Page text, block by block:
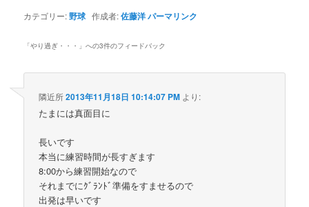
カテゴリー:野球 作成者:佐藤洋パーマリンク
「やり過ぎ・・・ 」への3件のフィードバック
隣近所2013年11月18日 10:14:07 PM より:
たまには真面目に
長いです
本当に練習時間が長すぎます
8:00から練習開始なので
それまでにｸﾞﾗﾝﾄﾞ準備をすませるので
出発は早いです